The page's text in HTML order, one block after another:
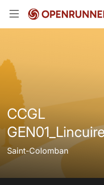
CCGL
Saint-Colomban